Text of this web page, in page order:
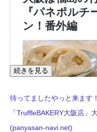
続きを見る
待ってましたやっと来ます
「TruffleBAKERY大阪店」
(panyasan-navi.net)